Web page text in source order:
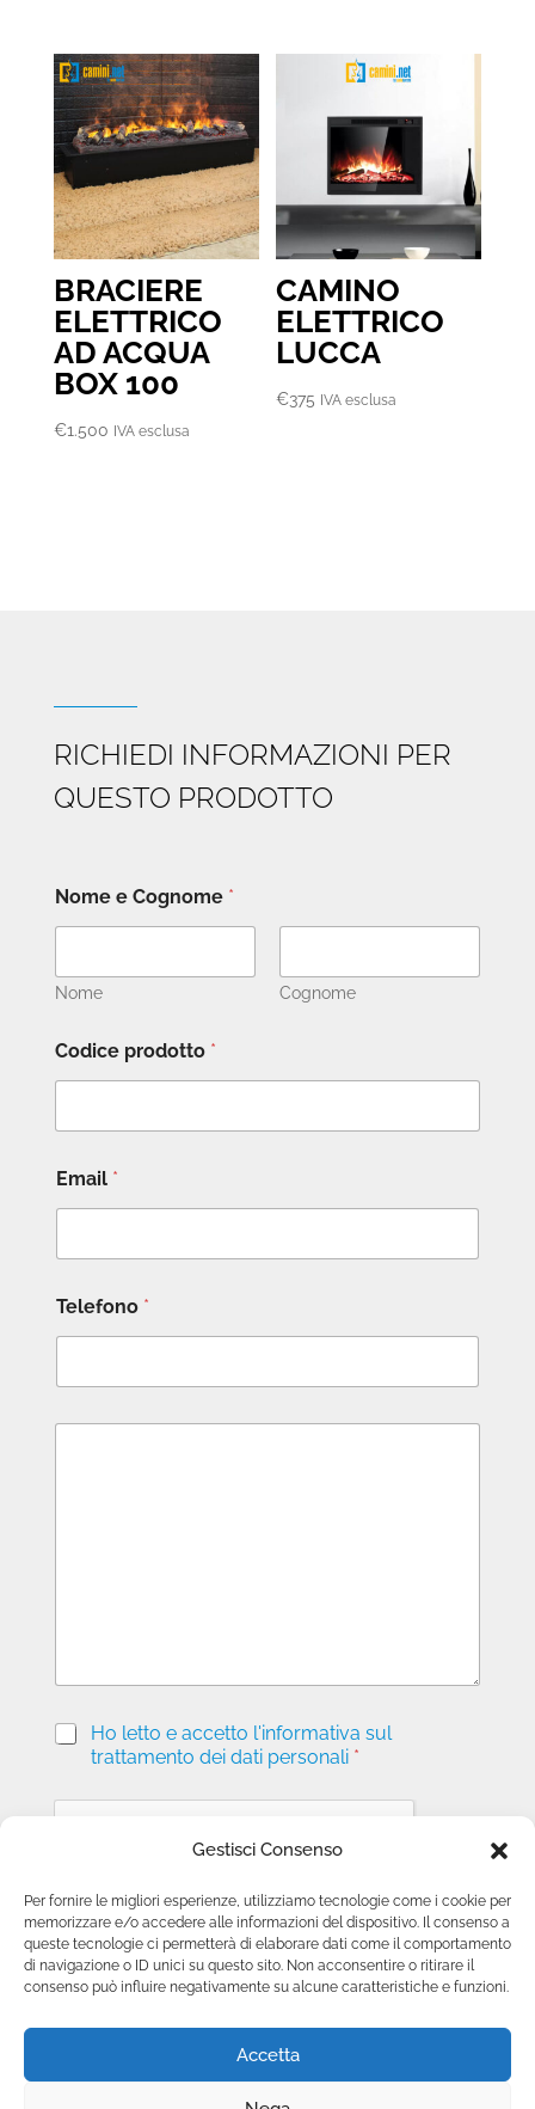
Gestisci Consenso
Per fornire le migliori esperienze, utilizziamo tecnologie come i cookie per
memorizzare e/o accedere alle informazioni del dispositivo. Il consenso a
queste tecnologie ci permetterà di elaborare dati come il comportamento
di navigazione o ID unici su questo sito. Non acconsentire o ritirare il
consenso può influire negativamente su alcune caratteristiche e funzioni.
Accetta
BRACIERE
ELETTRICO
AD ACQUA
BOX 100
€1.500 IVA esclusa
CAMINO
ELETTRICO
LUCCA
€375 IVA esclusa
RICHIEDI INFORMAZIONI PER
QUESTO PRODOTTO
Nome e Cognome *
Nome Cognome
Codice prodotto *
Email *
Telefono *
P
v
a
*
Ho letto e accetto l'informativa sul
trattamento dei dati personali *
Invia richiesta